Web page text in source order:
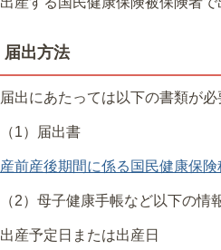
届出方法
届出にあたっては以下の書類が必
（1）届出書
産前産後期間に係る国民健康保
（2）母子健康手帳など以下の情
出産予定日または出産日